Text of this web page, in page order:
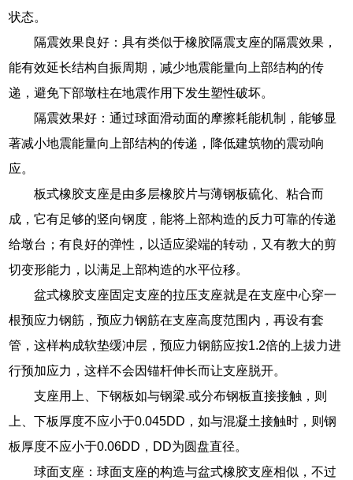
状态。
隔震效果良好：具有类似于橡胶隔震支座的隔震效果，
能有效延长结构自振周期，减少地震能量向上部结构的传
递，避免下部墩柱在地震作用下发生塑性破坏。
隔震效果好：通过球面滑动面的摩擦耗能机制，能够显
著减小地震能量向上部结构的传递，降低建筑物的震动响
应。
板式橡胶支座是由多层橡胶片与薄钢板硫化、粘合而
成，它有足够的竖向钢度，能将上部构造的反力可靠的传递
给墩台；有良好的弹性，以适应梁端的转动，又有教大的剪
切变形能力，以满足上部构造的水平位移。
盆式橡胶支座固定支座的拉压支座就是在支座中心穿一
根预应力钢筋，预应力钢筋在支座高度范围内，再设有套
管，这样构成软垫缓冲层，预应力钢筋应按1.2倍的上拔力进
行预加应力，这样不会因锚杆伸长而让支座脱开。
支座用上、下钢板如与钢梁.或分布钢板直接接触，则
上、下板厚度不应小于0.045DD，如与混凝土接触时，则钢
板厚度不应小于0.06DD，DD为圆盘直径。
球面支座：球面支座的构造与盆式橡胶支座相似，不过